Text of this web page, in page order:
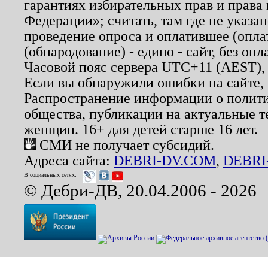
гарантиях избирательных прав и
Федерации»; считать, там где не
проведение опроса и оплатившее
(обнародование) - едино - сайт, без
Часовой пояс сервера UTC+11
Если вы обнаружили ошибки на
Распространение информации о
общества, публикации на актуальные
женщин. 16+ для детей старше 16 лет.
СМИ не получает субсидий.
Адреса сайта: DEBRI-DV.COM,
В социальных сетях:
© Дебри-ДВ, 20.04.2006 - 2026